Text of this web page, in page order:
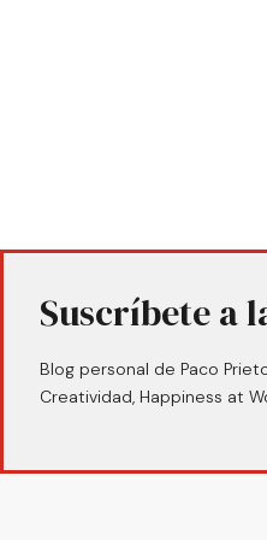
Suscríbete a
Blog personal de Paco
Creatividad, Happiness at